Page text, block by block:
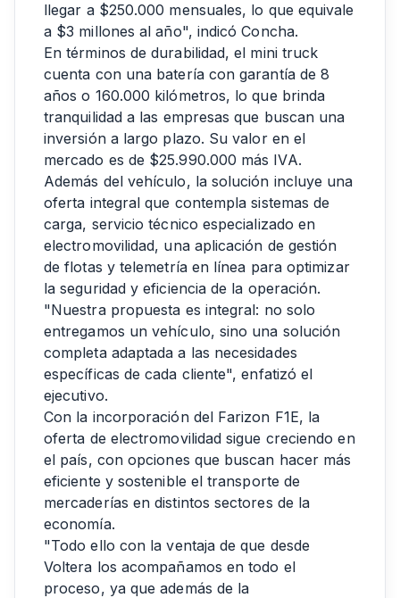
llegar a $250.000 mensuales, lo que equivale
a $3 millones al año", indicó Concha.
En términos de durabilidad, el mini truck
cuenta con una batería con garantía de 8
años o 160.000 kilómetros, lo que brinda
tranquilidad a las empresas que buscan una
inversión a largo plazo. Su valor en el
mercado es de $25.990.000 más IVA.
Además del vehículo, la solución incluye una
oferta integral que contempla sistemas de
carga, servicio técnico especializado en
electromovilidad, una aplicación de gestión
de flotas y telemetría en línea para optimizar
la seguridad y eficiencia de la operación.
"Nuestra propuesta es integral: no solo
entregamos un vehículo, sino una solución
completa adaptada a las necesidades
específicas de cada cliente", enfatizó el
ejecutivo.
Con la incorporación del Farizon F1E, la
oferta de electromovilidad sigue creciendo en
el país, con opciones que buscan hacer más
eficiente y sostenible el transporte de
mercaderías en distintos sectores de la
economía.
"Todo ello con la ventaja de que desde
Voltera los acompañamos en todo el
proceso, ya que además de la